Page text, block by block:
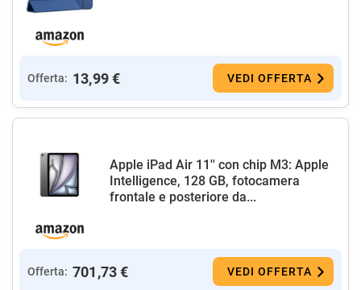
Offerta: 13,99 € VEDI OFFERTA
Apple iPad Air 11'' con chip M3: Apple
Intelligence, 128 GB, fotocamera
frontale e posteriore da...
Offerta: 701,73 € VEDI OFFERTA